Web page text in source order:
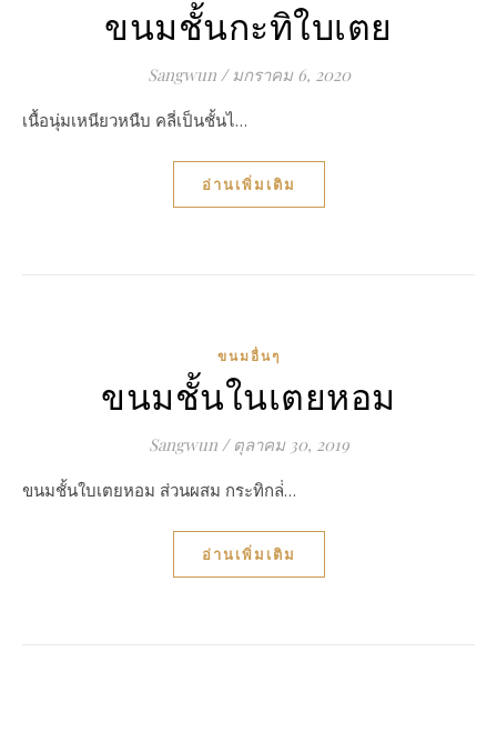
ขนมชั้นกะทิใบเตย
Sangwun / มกราคม 6, 2020
เนื้อนุ่มเหนียวหนืบ คลี่เป็นชั้นไ…
อ่านเพิ่มเติม
ขนมอื่นๆ
ขนมชั้นในเตยหอม
Sangwun / ตุลาคม 30, 2019
ขนมชั้นใบเตยหอม ส่วนผสม กระทิกล่่…
อ่านเพิ่มเติม